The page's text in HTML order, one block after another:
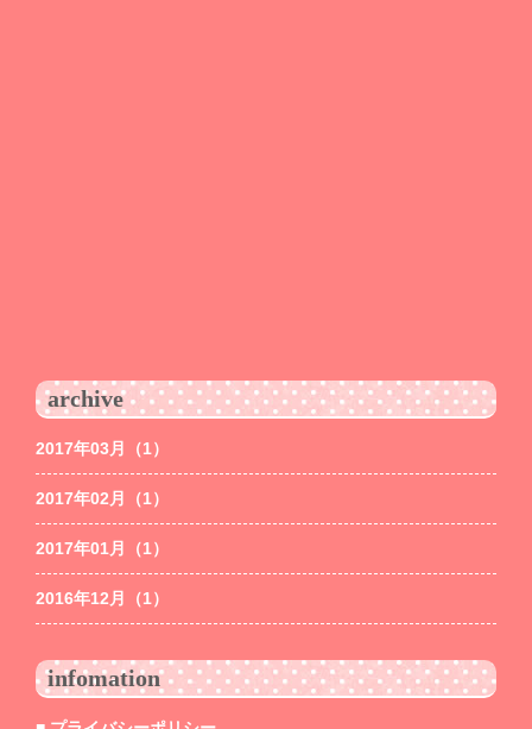
archive
2017年03月（1）
2017年02月（1）
2017年01月（1）
2016年12月（1）
infomation